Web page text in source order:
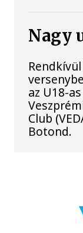
Nagy
az U18-
Club
Botond.